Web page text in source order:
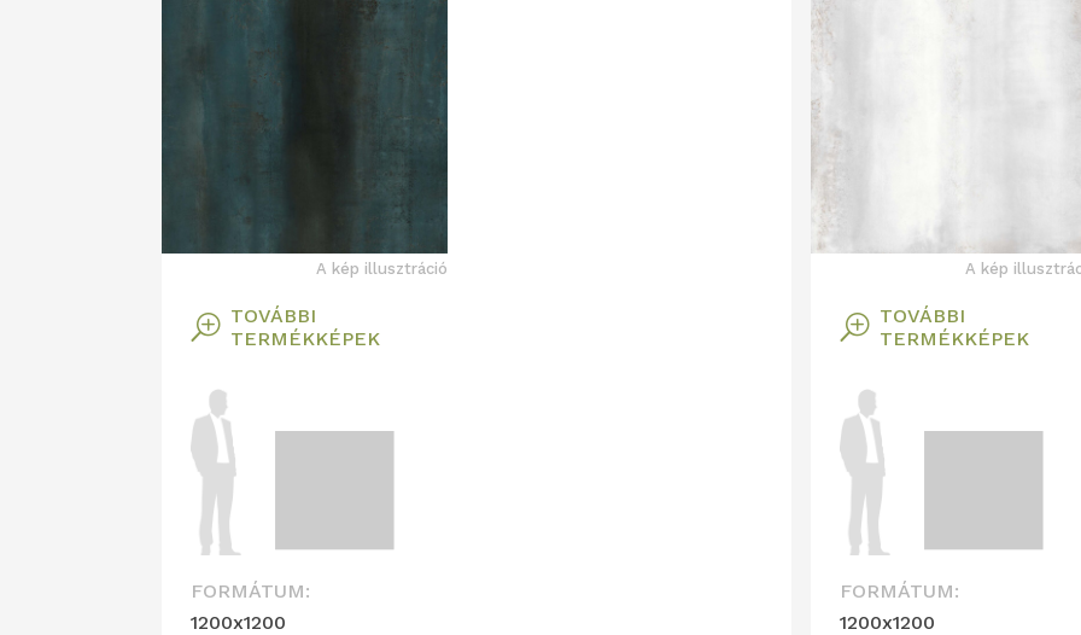
A kép illusztráció
T TOVÁBBI
TERMÉKKÉPEK
FORMÁTUM:
1200x1200
A kép
T TOVÁBBI
TERMÉKKÉPEK
FORMÁTUM:
1200x1200